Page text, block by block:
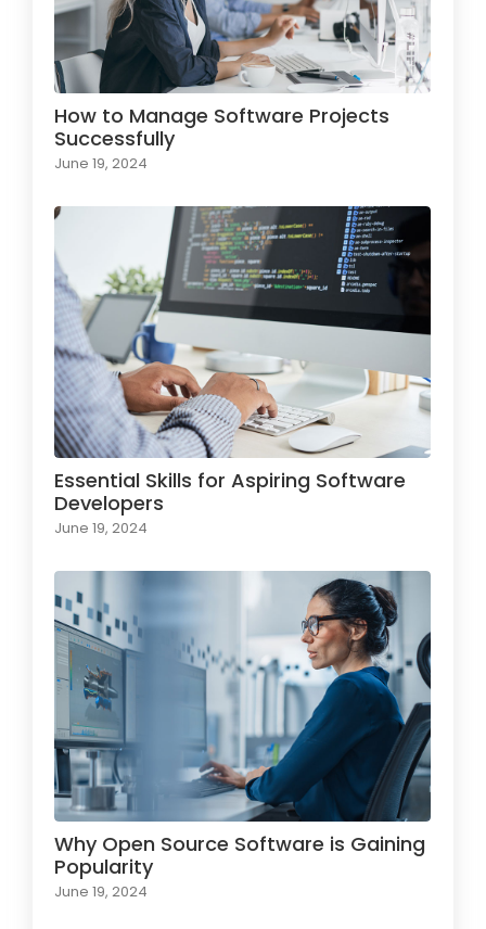
How to Manage Software Projects
Successfully
June 19, 2024
Essential Skills for Aspiring Software
Developers
June 19, 2024
Why Open Source Software is Gaining
Popularity
June 19, 2024